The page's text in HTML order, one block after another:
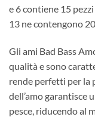
e 6 contiene 15
13 ne contengono
Gli ami Bad Bass
qualità e sono
rende perfetti per la
dell’amo garantisce
pesce, riducendo al